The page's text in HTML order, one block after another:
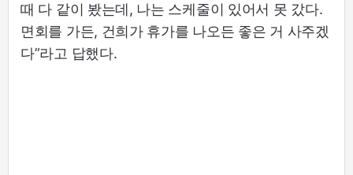
때 다 같이 봤는데, 나는 스케줄이 있어서 못 갔다.
면회를 가든, 건희가 휴가를 나오든 좋은 거 사주겠
다”라고 답했다.